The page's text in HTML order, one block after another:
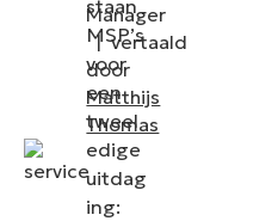
Manager
|vertaald
door
Matthijs
Thomas
service
toekomst
van
staan
MSP’s
voor
een
tweel
edige
uitdag
ing: